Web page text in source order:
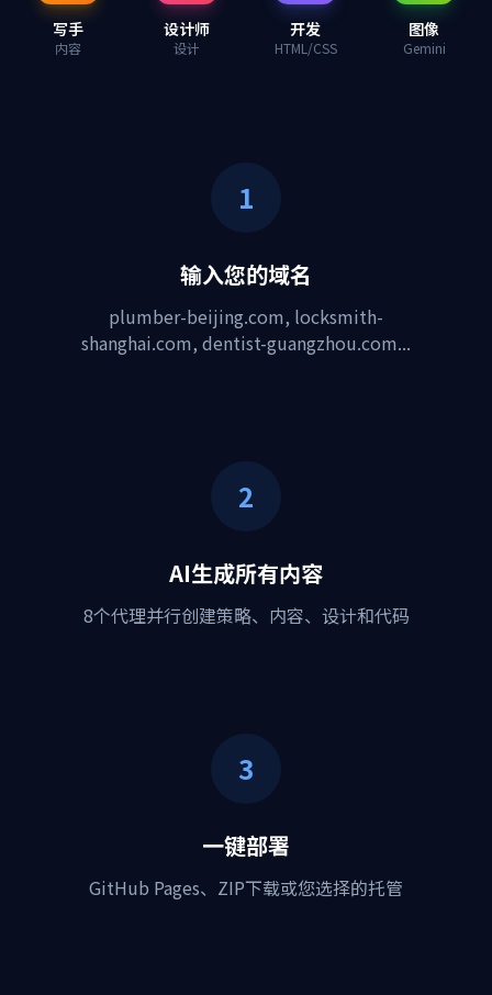
写手
内容
设计师
设计
开发
HTML/CSS
图像
Gemini
1
输入您的域名
plumber-beijing.com, locksmith-
shanghai.com, dentist-guangzhou.com...
2
AI生成所有内容
8个代理并行创建策略、内容、设计和代码
3
一键部署
GitHub Pages、ZIP下载或您选择的托管